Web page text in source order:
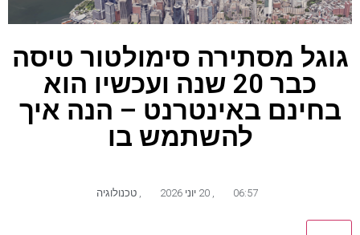
גוגל מסתירה סימולטור טיסה
כבר 20 שנה ועכשיו הוא
בחינם באינטרנט – הנה איך
להשתמש בו
06:57 20 יוני 2026 טכנולוגיה